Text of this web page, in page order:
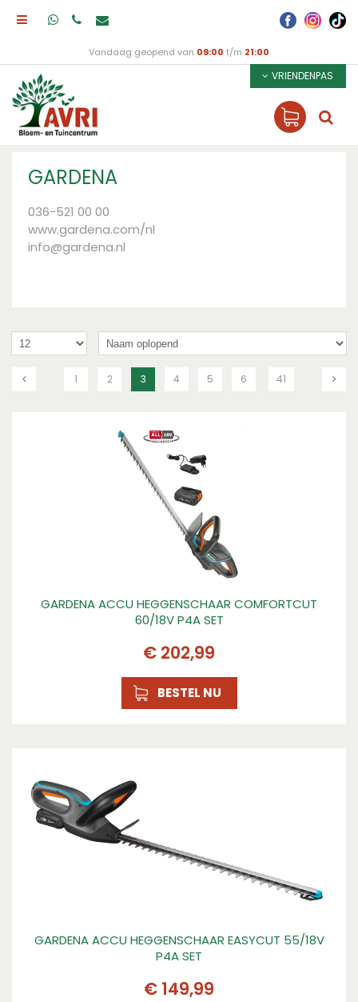
Vandaag geopend van 09:00 t/m 21:00
VRIENDENPAS
GARDENA
036-521 00 00
www.gardena.com/nl
info@gardena.nl
1 2 3 4 5 6 41
GARDENA ACCU HEGGENSCHAAR COMFORTCUT
60/18V P4A SET
€ 202,99
BESTEL NU
GARDENA ACCU HEGGENSCHAAR EASYCUT 55/18V
P4A SET
€ 149,99